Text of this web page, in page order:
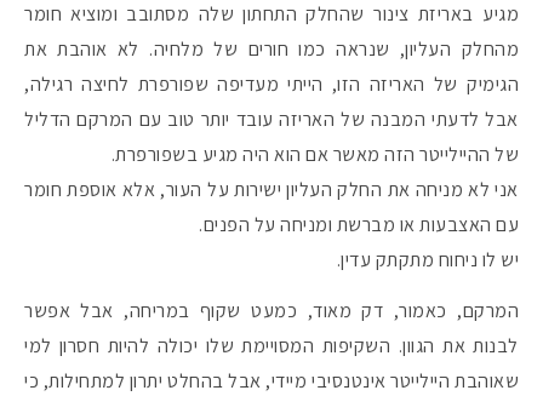
מגיע באריזת צינור שהחלק התחתון שלה מסתובב ומוציא חומר
מהחלק העליון, שנראה כמו חורים של מלחיה. לא אוהבת את
הגימיק של האריזה הזו, הייתי מעדיפה שפורפרת לחיצה רגילה,
אבל לדעתי המבנה של האריזה עובד יותר טוב עם המרקם הדליל
של ההיילייטר הזה מאשר אם הוא היה מגיע בשפורפרת.
אני לא מניחה את החלק העליון ישירות על העור, אלא אוספת חומר
עם האצבעות או מברשת ומניחה על הפנים.
יש לו ניחוח מתקתק עדין.
המרקם, כאמור, דק מאוד, כמעט שקוף במריחה, אבל אפשר
לבנות את הגוון. השקיפות המסויימת שלו יכולה להיות חסרון למי
שאוהבת היילייטר אינטנסיבי מיידי, אבל בהחלט יתרון למתחילות, כי